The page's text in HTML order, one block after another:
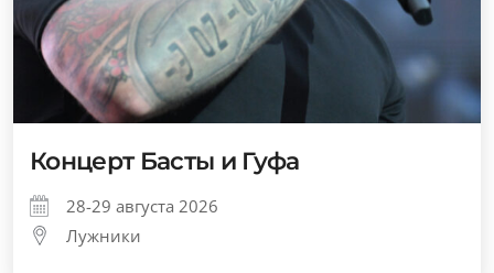
Концерт Басты и Гуфа
28-29 августа 2026
Лужники